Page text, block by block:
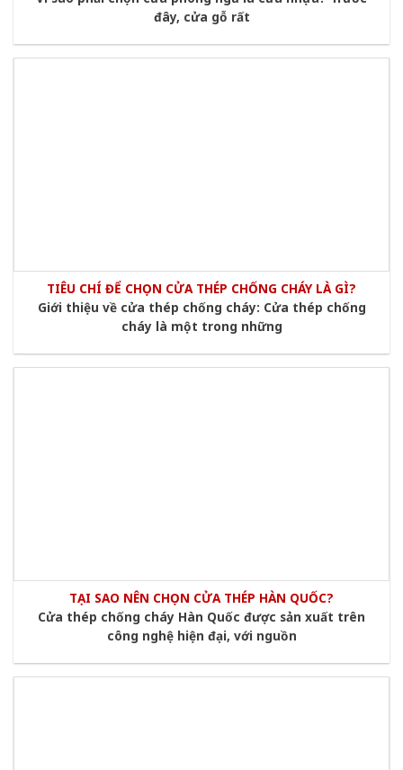
đây, cửa gỗ rất
TIÊU CHÍ ĐỂ CHỌN CỬA THÉP CHỐNG CHÁY LÀ GÌ?
Giới thiệu về cửa thép chống cháy: Cửa thép chống
cháy là một trong những
TẠI SAO NÊN CHỌN CỬA THÉP HÀN QUỐC?
Cửa thép chống cháy Hàn Quốc được sản xuất trên
công nghệ hiện đại, với nguồn